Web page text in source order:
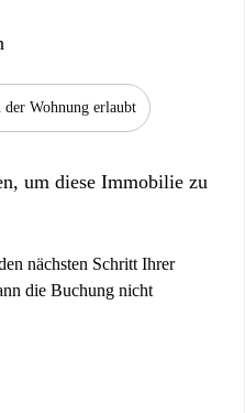
der Wohnung erlaubt
um diese Immobilie zu
nächsten Schritt Ihrer
die Buchung nicht